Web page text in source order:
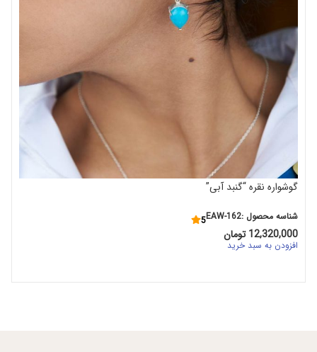
گوشواره نقره “گنبد آبی”
شناسه محصول :EAW-162 5
12,320,000 تومان
افزودن به سبد خرید